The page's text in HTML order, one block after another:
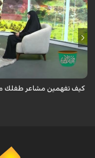
الطفل لا يعرف كيف يعبر عن
وحاجته إليك، لتبني شخصية
كيف تفهمين مشاعر طفلك